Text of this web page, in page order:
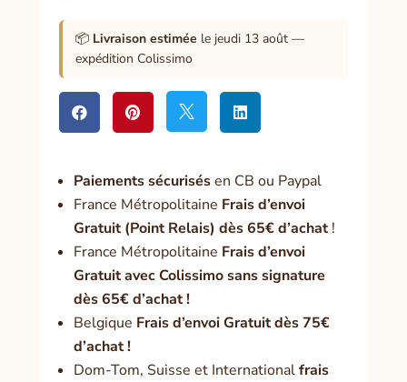
📦 Livraison estimée le jeudi 13 août —
expédition Colissimo
   
Paiements sécurisésen CB ou Paypal
France Métropolitaine Frais d’envoi
Gratuit (Point Relais) dès 65€ d’achat!
France Métropolitaine Frais d’envoi
Gratuit avec Colissimo sans signature
dès 65€ d’achat !
Belgique Frais d’envoi Gratuit dès 75€
d’achat !
Dom-Tom, Suisse et Internationalfrais